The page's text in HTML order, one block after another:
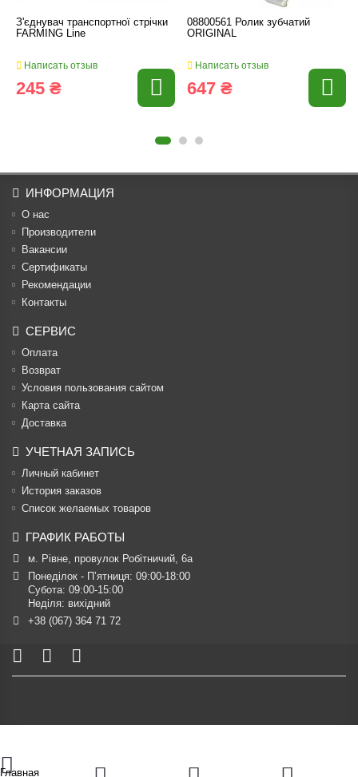
З'єднувач транспортної стрічки
FARMING Line
Написать отзыв
245 ₴
08800561 Ролик зубчатий
ORIGINAL
Написать отзыв
647 ₴
ИНФОРМАЦИЯ
О нас
Производители
Вакансии
Cертификаты
Рекомендации
Контакты
СЕРВИС
Оплата
Возврат
Условия пользования сайтом
Карта сайта
Доставка
УЧЕТНАЯ ЗАПИСЬ
Личный кабинет
История заказов
Список желаемых товаров
ГРАФИК РАБОТЫ
м. Рівне, провулок Робітничий, 6а
Понеділок - П’ятниця: 09:00-18:00
Субота: 09:00-15:00
Неділя: вихідний
+38 (067) 364 71 72
Главная